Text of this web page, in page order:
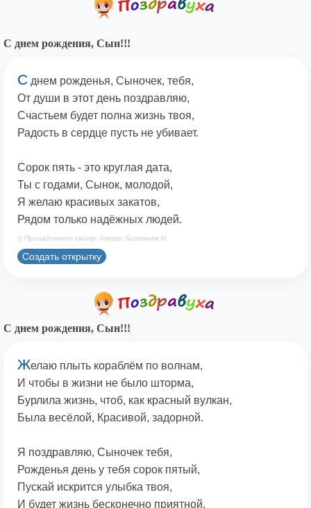
С днем рождения, Сын!!!
С днем рожденья, Сыночек, тебя,
От души в этот день поздравляю,
Счастьем будет полна жизнь твоя,
Радость в сердце пусть не убивает.
Сорок пять - это круглая дата,
Ты с годами, Сынок, молодой,
Я желаю красивых закатов,
Рядом только надёжных людей.
© Принадлежит сайту. Автор: Берсанов М.
Создать открытку
С днем рождения, Сын!!!
Желаю плыть кораблём по волнам,
И чтобы в жизни не было шторма,
Бурлила жизнь, чтоб, как красный вулкан,
Была весёлой, Красивой, задорной.
Я поздравляю, Сыночек тебя,
Рожденья день у тебя сорок пятый,
Пускай искрится улыбка твоя,
И будет жизнь бесконечно приятной.